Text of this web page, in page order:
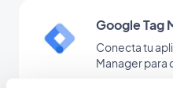
Google Tag
Conecta tu
Manager para